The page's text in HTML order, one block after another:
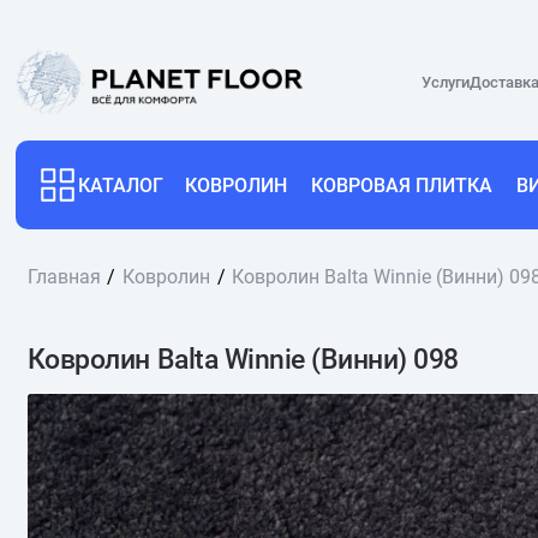
Услуги
КАТАЛОГ КОВРОЛИН КОВРОВАЯ ПЛИТКА
Главная Ковролин Ковролин Balta Winnie (Винни)
Ковролин Balta Winnie (Винни) 098